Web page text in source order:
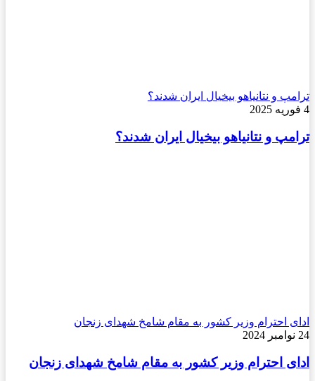
ترامپ و نتانیاهو بیخیال ایران شدند؟
4 فوریه 2025
ترامپ و نتانیاهو بیخیال ایران شدند؟
ادای احترام وزیر کشور به مقام شامخ شهدای زنجان
24 نوامبر 2024
ادای احترام وزیر کشور به مقام شامخ شهدای زنجان